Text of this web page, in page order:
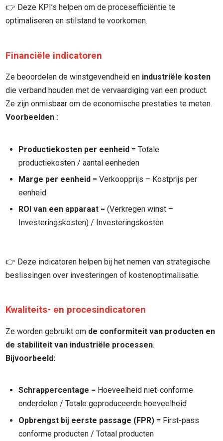
👉 Deze KPI’s helpen om de procesefficiëntie te
optimaliseren en stilstand te voorkomen.
Financiële indicatoren
Ze beoordelen de winstgevendheid en industriële kosten
die verband houden met de vervaardiging van een product.
Ze zijn onmisbaar om de economische prestaties te meten.
Voorbeelden :
Productiekosten per eenheid = Totale
productiekosten / aantal eenheden
Marge per eenheid = Verkoopprijs – Kostprijs per
eenheid
ROI van een apparaat = (Verkregen winst –
Investeringskosten) / Investeringskosten
👉 Deze indicatoren helpen bij het nemen van strategische
beslissingen over investeringen of kostenoptimalisatie.
Kwaliteits- en procesindicatoren
Ze worden gebruikt om de conformiteit van producten en
de stabiliteit van industriële processen.
Bijvoorbeeld:
Schrappercentage = Hoeveelheid niet-conforme
onderdelen / Totale geproduceerde hoeveelheid
Opbrengst bij eerste passage (FPR) = First-pass
conforme producten / Totaal producten